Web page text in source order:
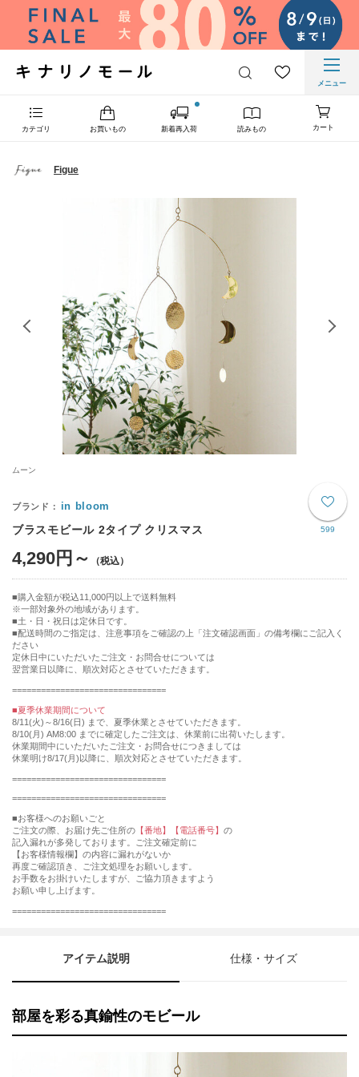
メニュー
カテゴリ お買いもの 新着再入荷 読みもの カート
Figue
ムーン
599
in bloom
ブラスモビール 2タイプ クリスマス
4,290円～
購入金額が税込11,000円以上で送料無料
※一部対象外の地域があります。
土・日・祝日は定休日です。
■配送時間のご指定は、注意事項をご確認の上「注文確認画面」の備考欄にご記入く
ださい
定休日中にいただいたご注文・お問合せについては
翌営業日以降に、順次対応とさせていただきます。
================================
■夏季休業期間について
8/11(火)～8/16(日) まで、夏季休業とさせていただきます。
8/10(月) AM8:00 までに確定したご注文は、休業前に出荷いたします。
休業期間中にいただいたご注文・お問合せにつきましては
休業明け8/17(月)以降に、順次対応とさせていただきます。
================================
================================
■お客様へのお願いごと
ご注文の際、お届け先ご住所の 【番地】【電話番号】 の
記入漏れが多発しております。ご注文確定前に
【お客様情報欄】の内容に漏れがないか
再度ご確認頂き、ご注文処理をお願いします。
お手数をお掛けいたしますが、ご協力頂きますよう
お願い申し上げます。
================================
アイテム説明 仕様・サイズ
部屋を彩る真鍮性のモビール